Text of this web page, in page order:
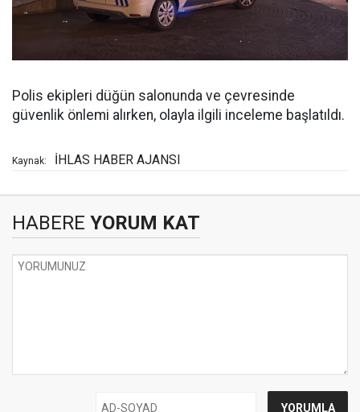
Polis ekipleri düğün salonunda ve çevresinde
güvenlik önlemi alırken, olayla ilgili inceleme başlatıldı.
Kaynak: İHLAS HABER AJANSI
HABERE YORUM KAT